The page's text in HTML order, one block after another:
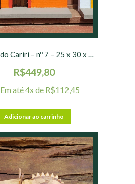
Fachada do Cariri – nº 7 – 25 x 30 x 10 cm
R$449,80
Em até 4x de R$112,45
Adicionar ao carrinho